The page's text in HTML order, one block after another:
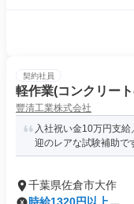
契約社員
軽作業(コンクリー
豐清工業株式会社
入社祝い金10万円支
迎のレアな試験補助で
千葉県佐倉市大作